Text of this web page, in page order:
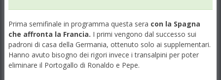
Prima semifinale in programma questa sera con la Spagna
che affronta la Francia. I primi vengono dal successo sui
padroni di casa della Germania, ottenuto solo ai supplementari.
Hanno avuto bisogno dei rigori invece i transalpini per poter
eliminare il Portogallo di Ronaldo e Pepe.